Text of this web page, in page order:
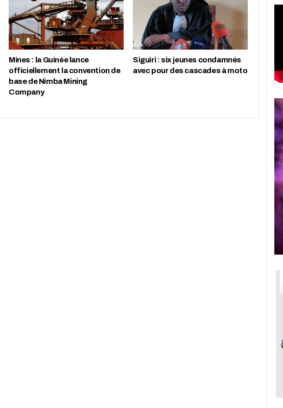
Mines : la Guinée lance
officiellement la convention de
base de Nimba Mining
Company
‎Siguiri : six jeunes condamnés
avec pour des cascades à moto